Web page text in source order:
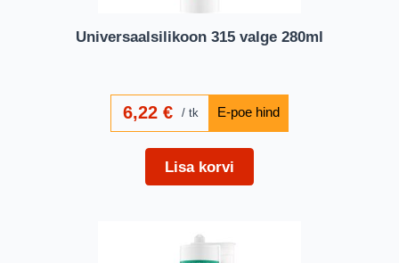
Universaalsilikoon 315 valge 280ml
6,22€ tk
Lisa korvi